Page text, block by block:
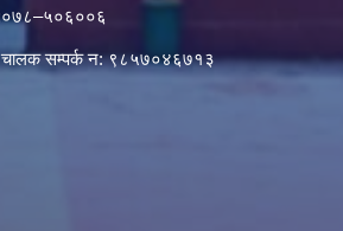
चालक सम्पर्क न‌‍: ९८५७०४६७१३